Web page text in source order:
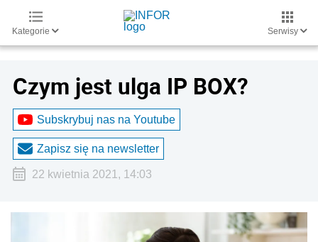
Kategorie Serwisy
Czym jest ulga IP BOX?
Subskrybuj nas na Youtube
Zapisz się na newsletter
22 kwietnia 2021, 14:03